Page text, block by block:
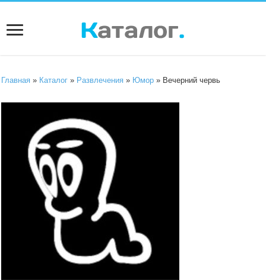
Главная » Каталог » Развлечения » Юмор » Вечерний червь